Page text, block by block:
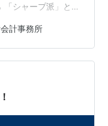
「シャープ派」と
りません。 最終的
、毎日何千回もキ
では、自分の指に合
重要です。 今回
事務所で働く私が
会計事務所